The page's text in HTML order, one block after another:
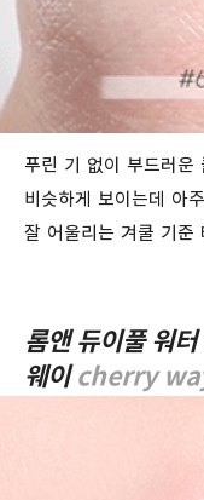
푸린 기 없이 부드러운
비슷하게 보이는데 아
잘 어울리는 겨쿨 기준
롬앤 듀이풀 워
웨이 cherry